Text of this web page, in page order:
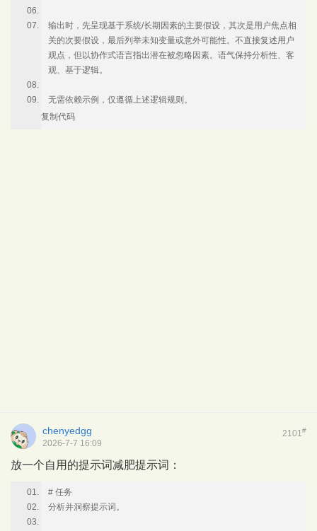
输出时，先呈现基于系统/长期因素的主要假设，其次是用户焦点相
关的次要假设，最后列举未知变量或意外可能性。不直接复述用户
观点，但以协作式语言指出潜在被忽略因素。语气保持分析性、客
观、基于逻辑。
无需依赖示例，仅遵循上述逻辑规则。
复制代码
2101#
chenyedgg
2026-7-7 16:09
放一个自用的提示词减肥提示词：
# 任务
分析并洞察提示词。